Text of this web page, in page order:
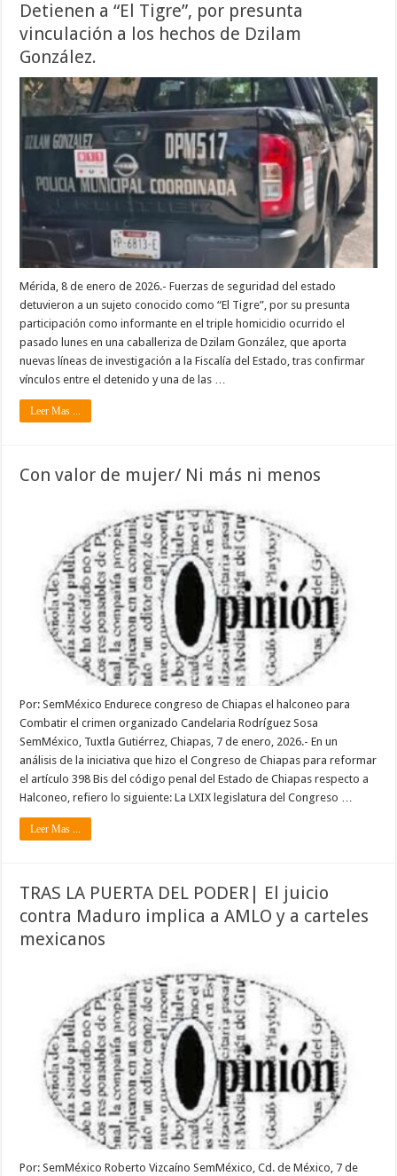
Detienen a “El Tigre”, por presunta
vinculación a los hechos de Dzilam
González.
Mérida, 8 de enero de 2026.- Fuerzas de seguridad del estado
detuvieron a un sujeto conocido como “El Tigre”, por su presunta
participación como informante en el triple homicidio ocurrido el
pasado lunes en una caballeriza de Dzilam González, que aporta
nuevas líneas de investigación a la Fiscalía del Estado, tras confirmar
vínculos entre el detenido y una de las …
Leer Mas ...
Con valor de mujer/ Ni más ni menos
Por: SemMéxico Endurece congreso de Chiapas el halconeo para
Combatir el crimen organizado Candelaria Rodríguez Sosa
SemMéxico, Tuxtla Gutiérrez, Chiapas, 7 de enero, 2026.- En un
análisis de la iniciativa que hizo el Congreso de Chiapas para reformar
el artículo 398 Bis del código penal del Estado de Chiapas respecto a
Halconeo, refiero lo siguiente: La LXIX legislatura del Congreso …
Leer Mas ...
TRAS LA PUERTA DEL PODER| El juicio
contra Maduro implica a AMLO y a carteles
mexicanos
Por: SemMéxico Roberto Vizcaíno SemMéxico, Cd. de México, 7 de